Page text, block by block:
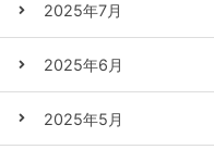
2025年7月
2025年6月
2025年5月